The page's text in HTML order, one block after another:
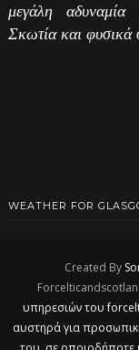
μεγάλη
Σκωτία και φυσικά
WEATHER FOR
Created By
υπηρεσιών του
αυστηρά για